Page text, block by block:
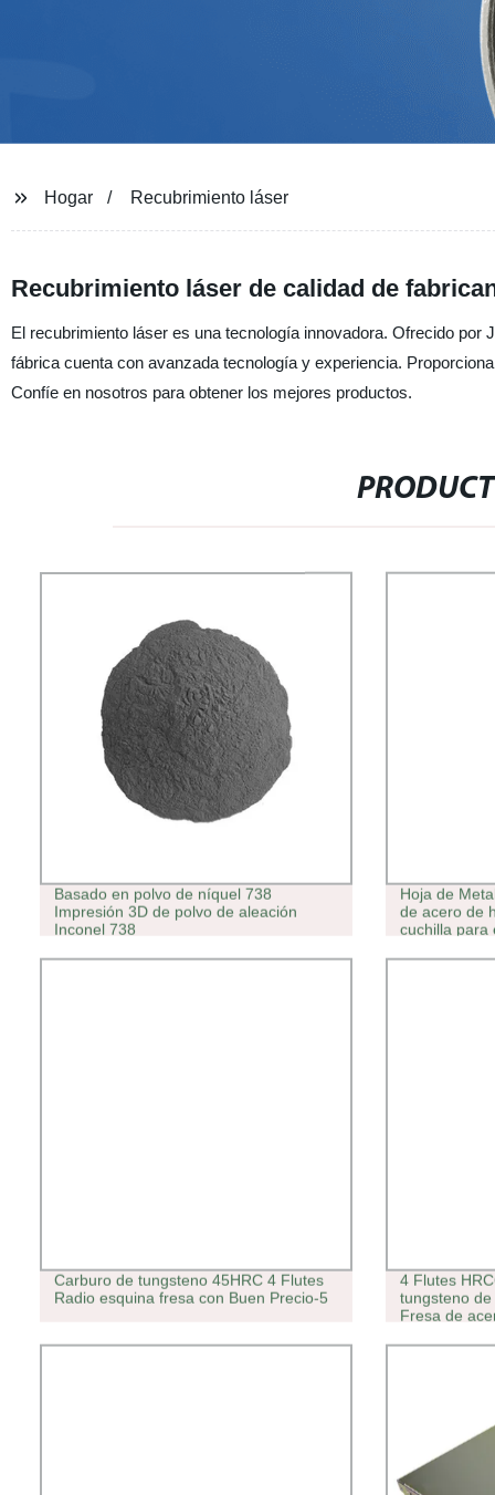
Hogar Recubrimiento láser
Recubrimiento láser de calidad de
El recubrimiento láser es una tecnología innovadora. Ofrecido
fábrica cuenta con avanzada tecnología y experiencia.
Confíe en nosotros para obtener los mejores productos.
Basado en polvo de níquel 738
Impresión 3D de polvo de aleación
Inconel 738
Hoja de
de acero de
cuchilla para
Carburo de tungsteno 45HRC 4 Flutes
Radio esquina fresa con Buen Precio-5
4 Flutes
tungsteno
Fresa de